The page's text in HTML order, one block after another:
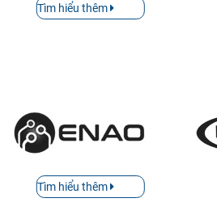
Tìm hiểu thêm
Tìm hiểu thêm